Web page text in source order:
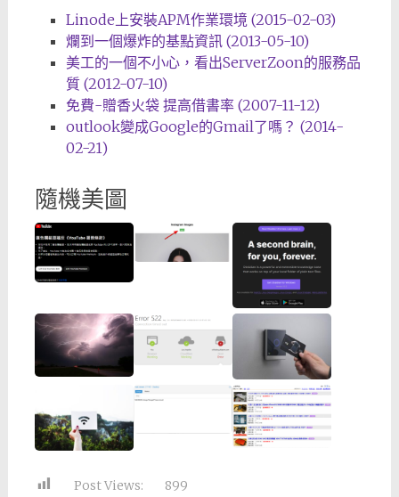
Linode上安裝APM作業環境 (2015-02-03)
爛到一個爆炸的基點資訊 (2013-05-10)
美工的一個不小心，看出ServerZoon的服務品
質 (2012-07-10)
免費-贈香火袋 提高借書率 (2007-11-12)
outlook變成Google的Gmail了嗎？ (2014-
02-21)
隨機美圖
Post Views:
899